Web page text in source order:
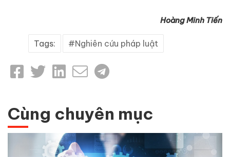
Hoàng Minh Tiến
Tags: Nghiên cứu pháp luật
Cùng chuyên mục